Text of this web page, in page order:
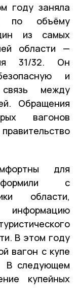
году заняла
по объёму
из самых
области —
31/32. Он
и
между
Обращения
вагонов
для
с
области,
В этом году
вагон с купе
В следующем
купейных